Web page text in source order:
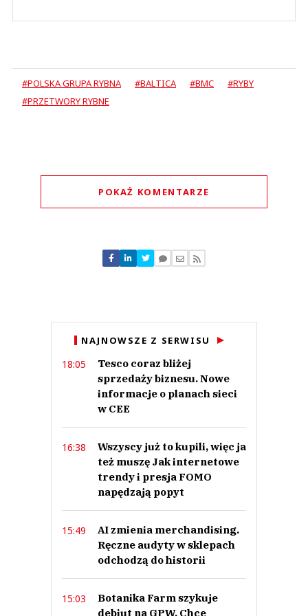
#POLSKA GRUPA RYBNA #BALTICA #BMC
#RYBY
#PRZETWORY RYBNE
POKAŻ KOMENTARZE
This comment was minimized by the moderator on the site
Świetny ruch ze strony Polskiej Grupy Rybnej! Oby tak dalej :)
:)
Odpowiedz
06.07.2023 / 20:20
This comment was minimized by the moderator on the site
Przejęcie za przejeciem! Jutro się budzisz i nagle pracujesz u kogoś
innego...
suchy89
NAJNOWSZE Z SERWISU
18:05
Tesco coraz bliżej
sprzedaży biznesu. Nowe
informacje o planach sieci
w CEE
16:38
Wszyscy już to kupili, więc ja
też muszę Jak internetowe
trendy i presja FOMO
napędzają popyt
15:49
AI zmienia merchandising.
Ręczne audyty w sklepach
odchodzą do historii
15:03
Botanika Farm szykuje
debiut na GPW. Chce